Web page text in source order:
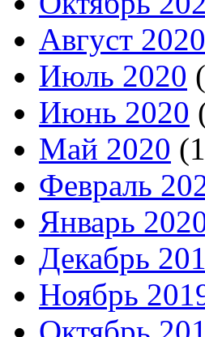
Август 2020
Июль 2020
Июнь 2020
Май 2020
Февраль
Январь
Декабрь
Ноябрь